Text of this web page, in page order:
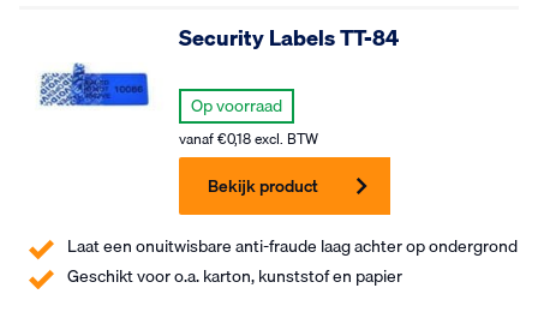
Laat een onuitwisbare anti-fraude laag achter op ondergrond
Geschikt voor o.a. karton, kunststof en papier
Security Labels TT-84
Op voorraad
vanaf€0,18excl. BTW
Bekijk product